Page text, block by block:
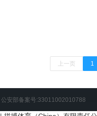
上一页 1
公安部备案号:33011002010788